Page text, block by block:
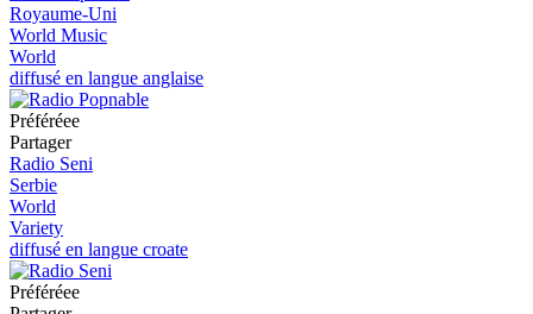
Royaume-Uni
World Music
World
diffusé en langue anglaise
Préféréeе
Partager
Radio Seni
Serbie
World
Variety
diffusé en langue croate
Préféréeе